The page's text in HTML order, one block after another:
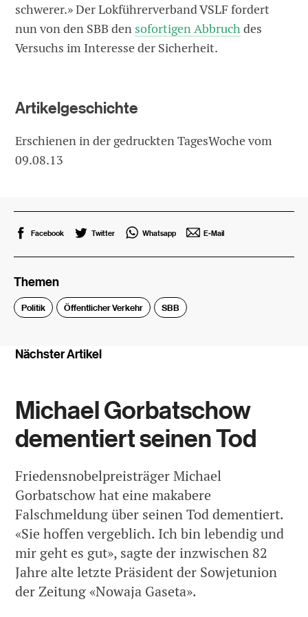
schwerer.» Der Lokführerverband VSLF fordert
nun von den SBB den sofortigen Abbruch des
Versuchs im Interesse der Sicherheit.
Artikelgeschichte
Erschienen in der gedruckten TagesWoche vom
09.08.13
Facebook Twitter Whatsapp E-Mail
Themen
Politik Öffentlicher Verkehr SBB
Nächster Artikel
Michael Gorbatschow
dementiert seinen Tod
Friedensnobelpreisträger Michael
Gorbatschow hat eine makabere
Falschmeldung über seinen Tod dementiert.
«Sie hoffen vergeblich. Ich bin lebendig und
mir geht es gut», sagte der inzwischen 82
Jahre alte letzte Präsident der Sowjetunion
der Zeitung «Nowaja Gaseta».